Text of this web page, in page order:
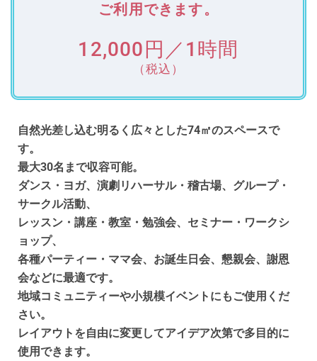
ご利用できます。
12,000円／1時間
（税込）
自然光差し込む明るく広々とした74㎡のスペースで
す。
最大30名まで収容可能。
ダンス・ヨガ、演劇リハーサル・稽古場、グループ・
サークル活動、
レッスン・講座・教室・勉強会、セミナー・ワークシ
ョップ、
各種パーティー・ママ会、お誕生日会、懇親会、謝恩
会などに最適です。
地域コミュニティーや小規模イベントにもご使用くだ
さい。
レイアウトを自由に変更してアイデア次第で多目的に
使用できます。